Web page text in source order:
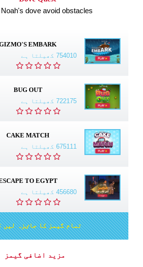
dove avoid obstacles.
EMBARK
754010 کھیلتا ہے
BUG OUT
722175 کھیلتا ہے
CAKE MATCH
675111 کھیلتا ہے
TO EGYPT
456680 کھیلتا ہے
تمام گیمز کا جاٸزہ لیں
مزید اضافی گیمز